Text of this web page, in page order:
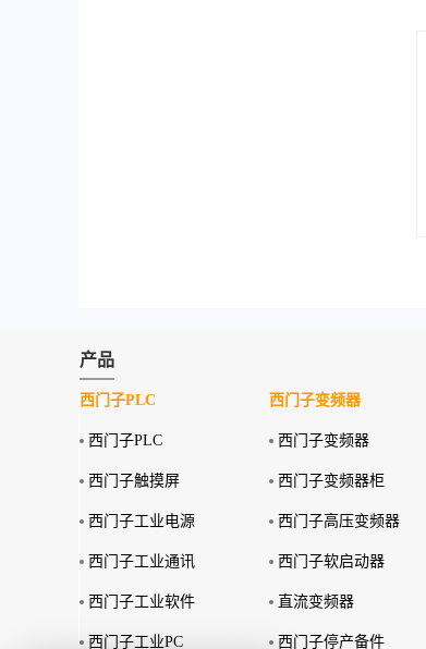
产品
西门子PLC
西门子PLC
西门子触摸屏
西门子工业电源
西门子工业通讯
西门子工业软件
西门子工业PC
西门子变频器
西门子变频器
西门子变频器柜
西门子高压变频器
西门子软启动器
直流变频器
西门子停产备件